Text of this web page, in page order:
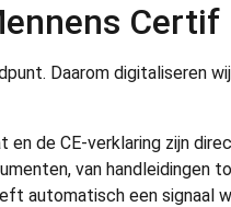
Certif
Daarom digitaliseren
de CE-verklaring zijn
van handleidingen
automatisch een signaal